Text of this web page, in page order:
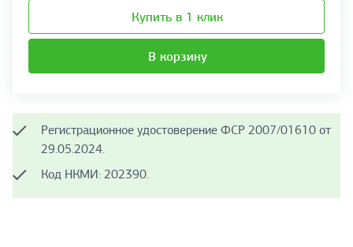
Купить в 1 клик
В корзину
Регистрационное удостоверение ФСР 2007/01610 от
29.05.2024.
Код НКМИ: 202390.